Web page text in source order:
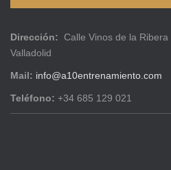
Dirección: Calle Vinos de la Ribera
Valladolid
Mail: info@a10entrenamiento.com
Teléfono: +34 685 129 021